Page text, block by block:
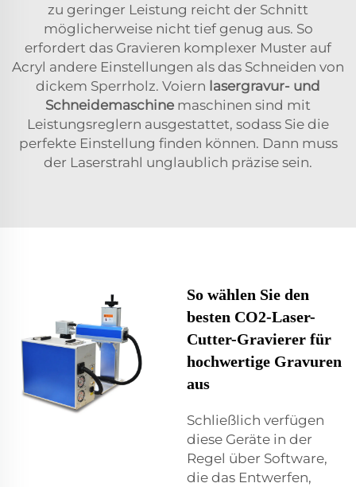
zu geringer Leistung reicht der Schnitt
möglicherweise nicht tief genug aus. So
erfordert das Gravieren komplexer Muster auf
Acryl andere Einstellungen als das Schneiden von
dickem Sperrholz. Voiern lasergravur- und
Schneidemaschine maschinen sind mit
Leistungsreglern ausgestattet, sodass Sie die
perfekte Einstellung finden können. Dann muss
der Laserstrahl unglaublich präzise sein.
So wählen Sie den
besten CO2-Laser-
Cutter-Gravierer für
hochwertige Gravuren
aus
Schließlich verfügen
diese Geräte in der
Regel über Software,
die das Entwerfen,